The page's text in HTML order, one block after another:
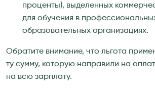
проценты), выделенных
для обучения в
образовательных организациях.
Обратите внимание, что льгота
ту сумму, которую направили на
на всю зарплату.